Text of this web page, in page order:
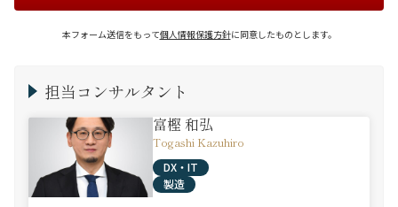
本フォーム送信をもって個人情報保護方針に同意したものとします。
担当コンサルタント
富樫 和弘
Togashi Kazuhiro
DX・IT
製造